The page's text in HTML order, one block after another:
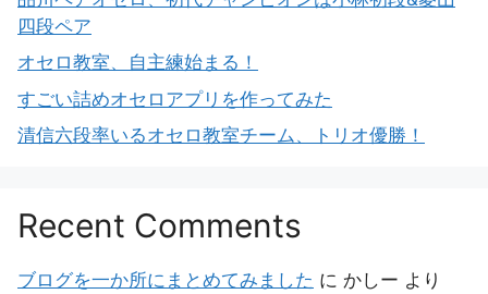
四段ペア
オセロ教室、自主練始まる！
すごい詰めオセロアプリを作ってみた
清信六段率いるオセロ教室チーム、トリオ優勝！
Recent Comments
ブログを一か所にまとめてみました に かしー より